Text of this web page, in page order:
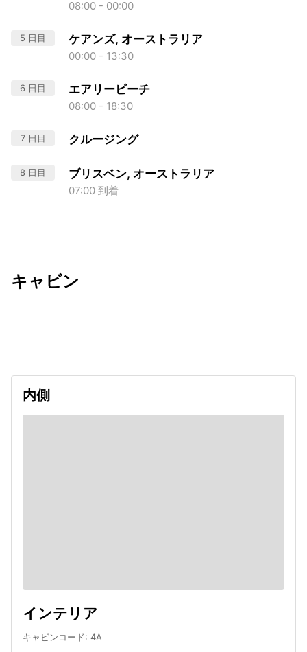
08:00 - 00:00
5 日目 ケアンズ, オーストラリア
00:00 - 13:30
6 日目 エアリービーチ
08:00 - 18:30
7 日目 クルージング
8 日目 ブリスベン, オーストラリア
07:00 到着
キャビン
内側
インテリア
キャビンコード: 4A